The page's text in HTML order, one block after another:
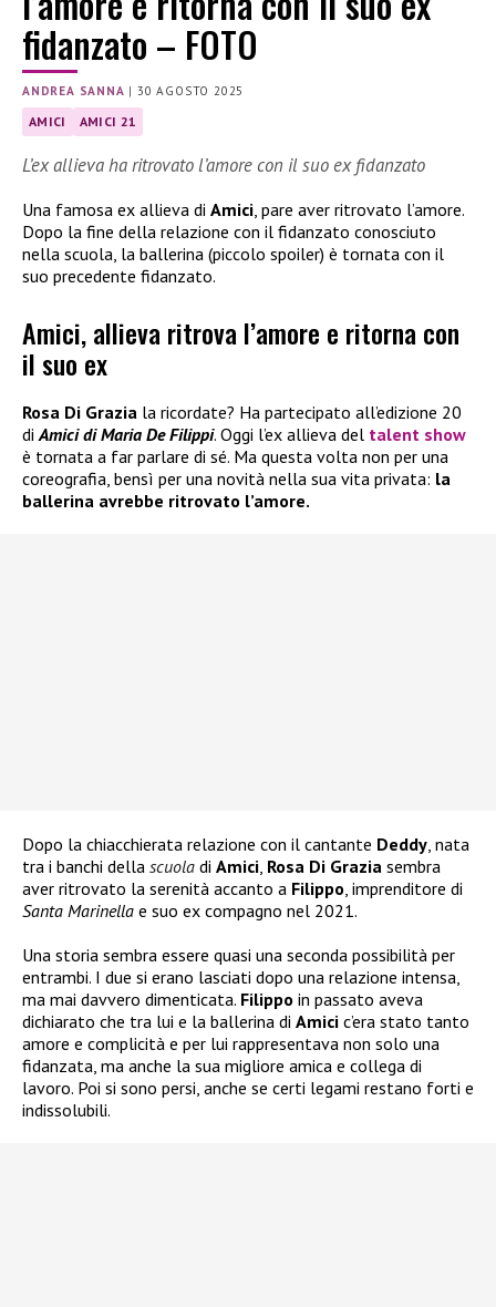
fidanzato – FOTO
ANDREA SANNA |30 AGOSTO 2025
AMICI AMICI 21
L’ex allieva ha ritrovato l’amore con il suo ex fidanzato
Una famosa ex allieva di Amici, pare aver ritrovato l’amore.
Dopo la fine della relazione con il fidanzato conosciuto
nella scuola, la ballerina (piccolo spoiler) è tornata con il
suo precedente fidanzato.
Amici, allieva ritrova l’amore e ritorna con
il suo ex
Rosa Di Grazia la ricordate? Ha partecipato all’edizione 20
di Amici di Maria De Filippi. Oggi l’ex allieva del talent show
è tornata a far parlare di sé. Ma questa volta non per una
coreografia, bensì per una novità nella sua vita privata: la
ballerina avrebbe ritrovato l’amore.
Dopo la chiacchierata relazione con il cantante Deddy , nata
tra i banchi della scuola di Amici Rosa Di Grazia sembra
aver ritrovato la serenità accanto a Filippo , imprenditore di
Santa Marinella e suo ex compagno nel 2021.
Una storia sembra essere quasi una seconda possibilità per
entrambi. I due si erano lasciati dopo una relazione intensa,
ma mai davvero dimenticata. Filippo in passato aveva
dichiarato che tra lui e la ballerina di Amici c’era stato tanto
amore e complicità e per lui rappresentava non solo una
fidanzata, ma anche la sua migliore amica e collega di
lavoro. Poi si sono persi, anche se certi legami restano forti e
indissolubili.